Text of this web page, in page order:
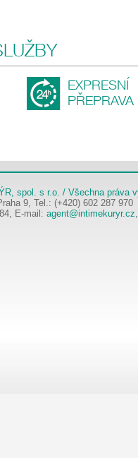
EXPRESNÍ
PŘEPRAVA
spol. s r.o. / Všechna práva
9, Tel.: (+420) 602 287 970
E-mail: agent@intimekuryr.cz